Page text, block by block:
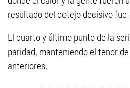
resultado del cotejo decisivo fue
El cuarto y último punto de la
paridad, manteniendo el tenor
anteriores.